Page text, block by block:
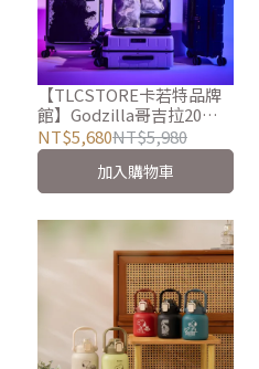
【TLCSTORE卡若特品牌
館】Godzilla哥吉拉20
吋/28吋鋁框上掀式行李箱-
破壞款
NT$5,680NT$5,980
加入購物車